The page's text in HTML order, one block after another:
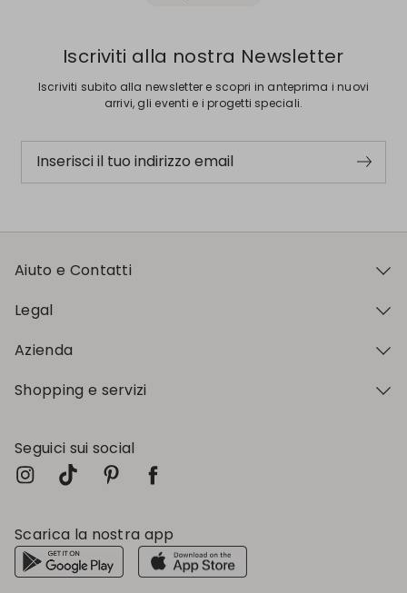
Iscriviti alla nostra Newsletter
Iscriviti subito alla newsletter e scopri in anteprima i nuovi
arrivi, gli eventi e i progetti speciali.
Inserisci il tuo indirizzo email
Aiuto e Contatti
Legal
Azienda
Shopping e servizi
Seguici sui social
Scarica la nostra app